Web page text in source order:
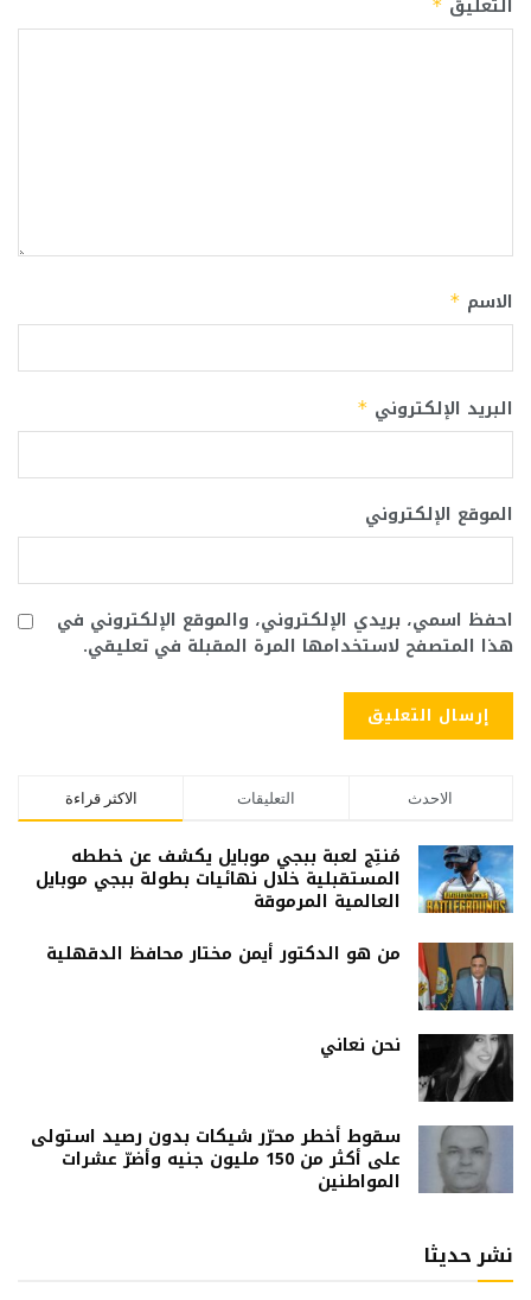
*
الاسم *
البريد الإلكتروني *
الموقع الإلكتروني
احفظ اسمي، بريدي الإلكتروني، والموقع الإلكتروني في
هذا المتصفح لاستخدامها المرة المقبلة في تعليقي.
الاكثر قراءة التعليقات الاحدث
مُنتِج لعبة ببجي موبايل يكشف عن خططه
المستقبلية خلال نهائيات بطولة ببجي موبايل
العالمية المرموقة
من هو الدكتور أيمن مختار محافظ الدقهلية
نحن نعاني
سقوط أخطر محرّر شيكات بدون رصيد استولى
على أكثر من 150 مليون جنيه وأضرّ عشرات
المواطنين
نشر حديثا